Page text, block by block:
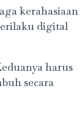
kerahasiaan
digital
harus
secara